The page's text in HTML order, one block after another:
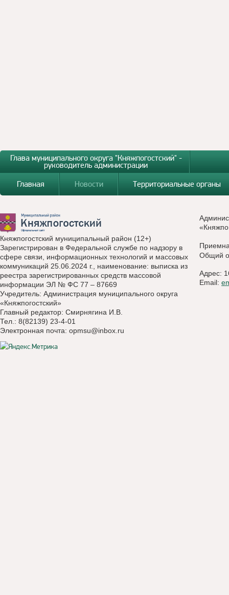
Глава муниципального округа "Княжпогостский" -
руководитель администрации
Главная
Новости Территориальные органы
Княжпогостский муниципальный район (12+)
Зарегистрирован в Федеральной службе по надзору в
сфере связи, информационных технологий и массовых
коммуникаций 25.06.2024 г., наименование: выписка из
реестра зарегистрированных средств массовой
информации ЭЛ № ФС 77 – 87669
Учредитель: Администрация муниципального округа
«Княжпогостский»
Главный редактор: Смирнягина И.В.
Тел.: 8(82139) 23-4-01
Электронная почта: opmsu@inbox.ru
Общий
Адрес:
Email: